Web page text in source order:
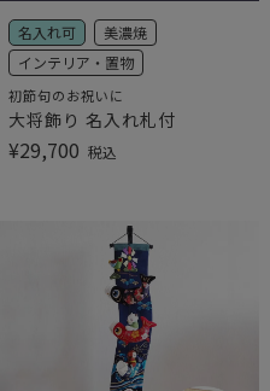
名入れ可
美濃焼
インテリア・置物
初節句のお祝いに
大将飾り 名入れ札付
¥29,700 税込